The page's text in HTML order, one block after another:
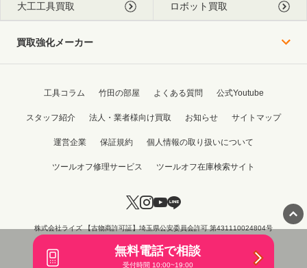
無料電話で相談
受付時間 10:00~19:00
大工工具買取 ロボット買取
買取強化メーカー
工具コラム 竹田の部屋 よくある質問 公式Youtube
スタッフ紹介 法人・業者様向け買取 お知らせ サイトマップ
運営企業 保証規約 個人情報の取り扱いについて
ツールオフ修理サービス ツールオフ在庫検索サイト
株式会社ライズ 【古物商許可証】埼玉県公安委員会許可 第431110024804号